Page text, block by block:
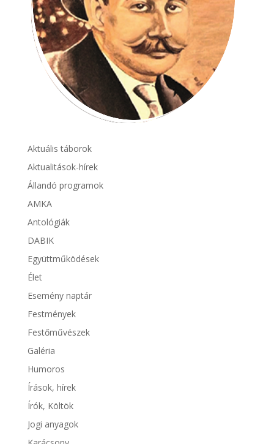
Aktuális táborok
Aktualitások-hírek
Állandó programok
AMKA
Antológiák
DABIK
Együttműködések
Élet
Esemény naptár
Festmények
Festőművészek
Galéria
Humoros
Írások, hírek
Írók, Költök
Jogi anyagok